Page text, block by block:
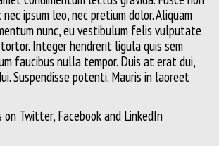
ipsum leo, nec pretium dolor. Aliquam
nunc, eu vestibulum felis vulputate
Integer hendrerit ligula quis sem
faucibus nulla tempor. Duis at erat dui,
Suspendisse potenti. Mauris in laoreet
onTwitter,Facebookand LinkedIn